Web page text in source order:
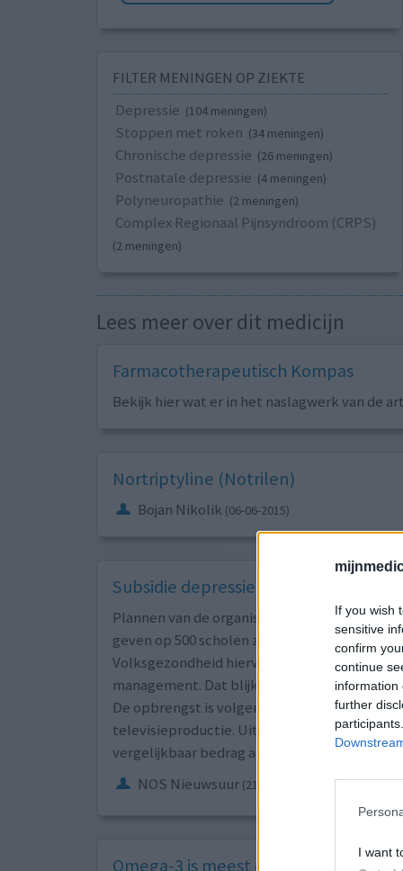
If you wish
sensitive
confirm
continue
information
further
I want
FILTER MENINGEN OP ZIEKTE
Depressie (104 meningen)
Stoppen met roken (34 meningen)
Chronische depressie (26 meningen)
Postnatale depressie (4 meningen)
Polyneuropathie (2 meningen)
Complex Regionaal Pijnsyndroom (CRPS)
(2 meningen)
Lees meer over dit medicijn
Farmacotherapeutisch Kompas
Bekijk hier wat er in het naslagwerk van de
Nortriptyline (Notrilen)
Bojan Nikolik (06-06-2015)
Subsidie depressiegala nauwelijks
Plannen van de organisatoren achter het
geven op 500 scholen zijn grotendeels
Volksgezondheid hiervoor verstrekte is
management. Dat blijkt uit onderzoek van
De opbrengst is volgens de MHF aan
televisieproductie. Uit een bankafschrift
vergelijkbaar bedrag aan Skyhigh heeft
NOS Nieuwsuur (21-01-2020)
Omega-3 is meest effectieve